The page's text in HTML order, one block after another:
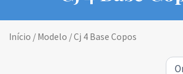
Início / Modelo / Cj 4 Base Copos